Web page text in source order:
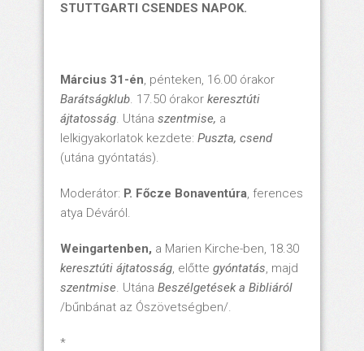
STUTTGARTI CSENDES NAPOK.
Március 31-én, pénteken, 16.00 órakor
Barátságklub. 17.50 órakor keresztúti
ájtatosság. Utána szentmise, a
lelkigyakorlatok kezdete: Puszta, csend
(utána gyóntatás).
Moderátor: P. Főcze Bonaventúra, ferences
atya Déváról.
Weingartenben, a Marien Kirche-ben, 18.30
keresztúti ájtatosság, előtte gyóntatás, majd
szentmise. Utána Beszélgetések a Bibliáról
/bűnbánat az Ószövetségben/.
*